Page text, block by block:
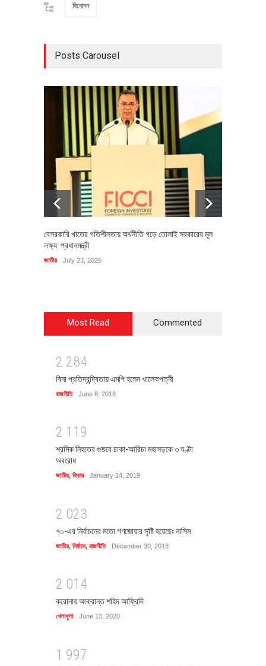
বিনোদন
Posts Carousel
বেসরকারি খাতের গতিশীলতায় অর্থনীতি গড়ে তোলাই সরকারের মূল
লক্ষ্য: প্রধানমন্ত্রী
জাতীয় July 23, 2026
Most Read Commented
2 284
বিনা প্রতিদ্বন্দ্বিতায় এমপি হলেন খালেকপত্নী
রাজনীতি June 8, 2018
2 1 1 9
শ্রমিক নিহতের গুজবে ঢাকা-আরিচা মহাসড়কে ৩ ঘণ্টা
অবরোধ
জাতীয়, ফিচার January 14, 2019
2 023
৭০-এর নির্বাচনের মতো গণজোয়ার সৃষ্টি হয়েছেঃ নাসিম
জাতীয়, নির্বাচন, রাজনীতি December 30, 2018
2 01 4
করোনায় আক্রান্ত শহিদ আফ্রিদি
খেলাধুলা June 13, 2020
1 997